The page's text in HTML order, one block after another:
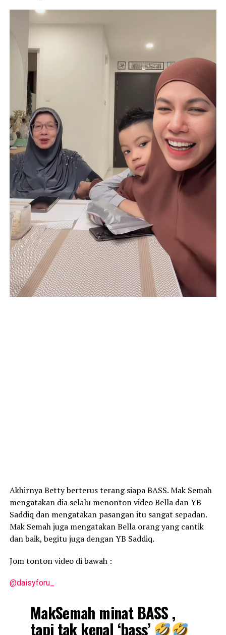
Akhirnya Betty berterus terang siapa BASS. Mak Semah
mengatakan dia selalu menonton video Bella dan YB
Saddiq dan mengatakan pasangan itu sangat sepadan.
Mak Semah juga mengatakan Bella orang yang cantik
dan baik, begitu juga dengan YB Saddiq.
Jom tonton video di bawah :
@daisyforu_
MakSemah minat BASS ,
tapi tak kenal ‘bass’